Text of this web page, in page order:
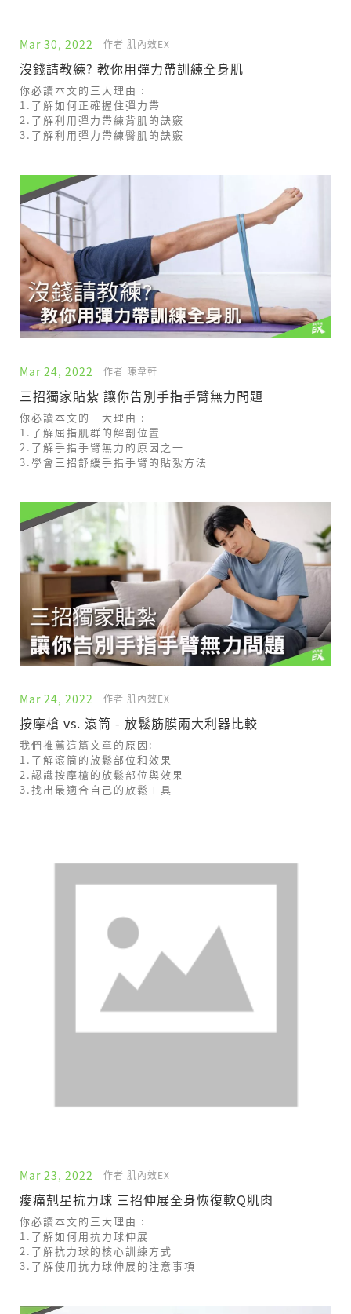
Mar 30, 2022 作者 肌內效EX
沒錢請教練? 教你用彈力帶訓練全身肌
你必讀本文的三大理由 :
1.了解如何正確握住彈力帶
2.了解利用彈力帶練背肌的訣竅
3.了解利用彈力帶練臀肌的訣竅
Mar 24, 2022 作者 陳韋軒
三招獨家貼紮 讓你告別手指手臂無力問題
你必讀本文的三大理由 :
1.了解屈指肌群的解剖位置
2.了解手指手臂無力的原因之一
3.學會三招舒緩手指手臂的貼紮方法
Mar 24, 2022 作者 肌內效EX
按摩槍 vs. 滾筒 - 放鬆筋膜兩大利器比較
我們推薦這篇文章的原因:
1.了解滾筒的放鬆部位和效果
2.認識按摩槍的放鬆部位與效果
3.找出最適合自己的放鬆工具
Mar 23, 2022 作者 肌內效EX
痠痛剋星抗力球 三招伸展全身恢復軟Q肌肉
你必讀本文的三大理由 :
1.了解如何用抗力球伸展
2.了解抗力球的核心訓練方式
3.了解使用抗力球伸展的注意事項